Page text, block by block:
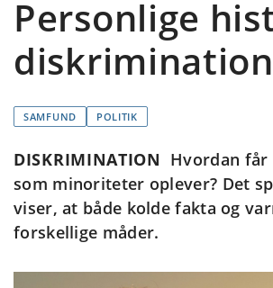
Personlige
diskrimination
SAMFUND POLITIK
DISKRIMINATION Hvordan
som minoriteter oplever? Det
viser, at både kolde fakta og
forskellige måder.